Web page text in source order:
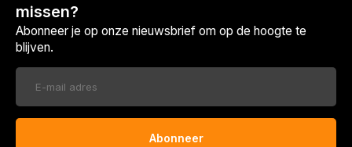
missen?
Abonneer je op onze nieuwsbrief om op de hoogte te
blijven.
Abonneer